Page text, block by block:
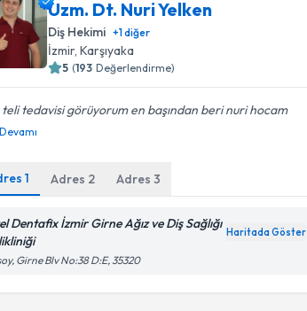
Uzm. Dt. Nuri Yelken
Diş Hekimi +1diğer
İzmir, Karşıyaka
5 (193 Değerlendirme)
teli tedavisi görüyorum en başından beri nuri hocam
Devamı
1 Adres 2 Adres3
Dentafix İzmir Girne Ağız ve Diş Sağlığı
Haritada Göster
Girne Blv No:38 D:E, 35320